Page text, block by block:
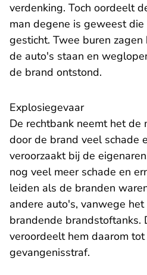
verdenking. Toch oordeelt
man degene is geweest
gesticht. Twee buren
de auto's staan en
de brand ontstond.
Explosiegevaar
De rechtbank neemt het de
door de brand veel schade
veroorzaakt bij de
nog veel meer schade en
leiden als de branden
andere auto's, vanwege
brandende brandstoftanks.
veroordeelt hem daarom
gevangenisstraf.